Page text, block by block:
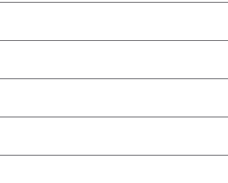
87029 Scalea
Województwo kujawsko-
Województwo świętokrzyskie
Белгородская область
Нижегородская область
Республика Дагестан
Томская область
Județul Argeș
Al Madinah Province
Al
Northern Borders Province
Војводина